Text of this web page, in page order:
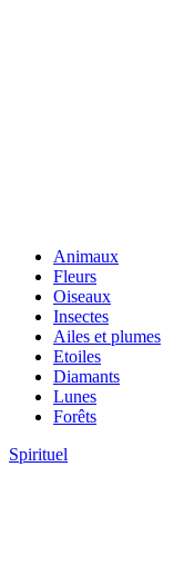
Animaux
Fleurs
Oiseaux
Insectes
Ailes et plumes
Etoiles
Diamants
Lunes
Forêts
Spirituel